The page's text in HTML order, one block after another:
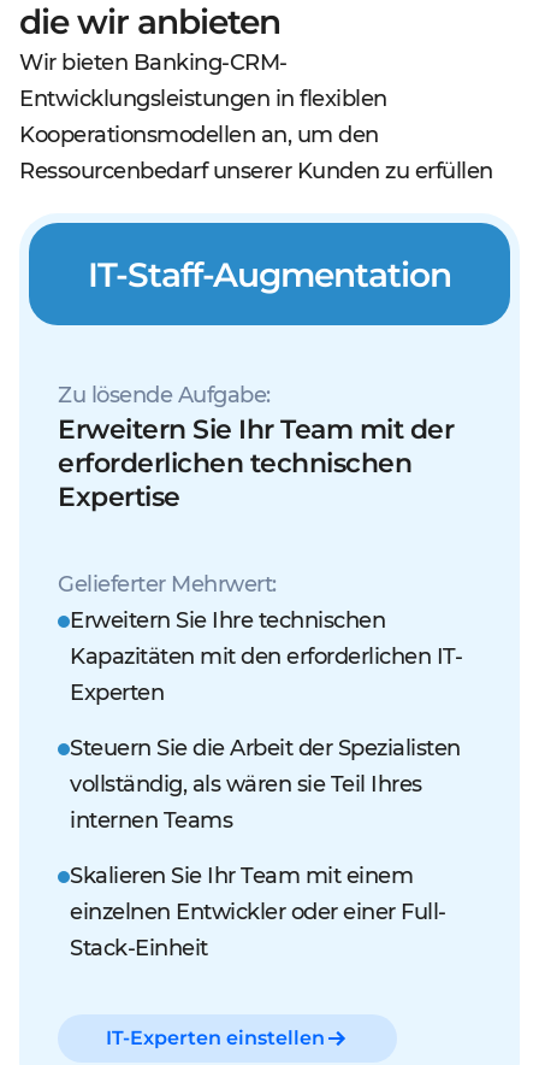
die wir anbieten
Wir bieten Banking-CRM-
Entwicklungsleistungen in flexiblen
Kooperationsmodellen an, um den
Ressourcenbedarf unserer Kunden zu erfüllen
IT-Staff-Augmentation
Zu lösende Aufgabe:
Erweitern Sie Ihr Team mit der
erforderlichen technischen
Expertise
Gelieferter Mehrwert:
Erweitern Sie Ihre technischen
Kapazitäten mit den erforderlichen IT-
Experten
Steuern Sie die Arbeit der Spezialisten
vollständig, als wären sie Teil Ihres
internen Teams
Skalieren Sie Ihr Team mit einem
einzelnen Entwickler oder einer Full-
Stack-Einheit
IT-Experten einstellen